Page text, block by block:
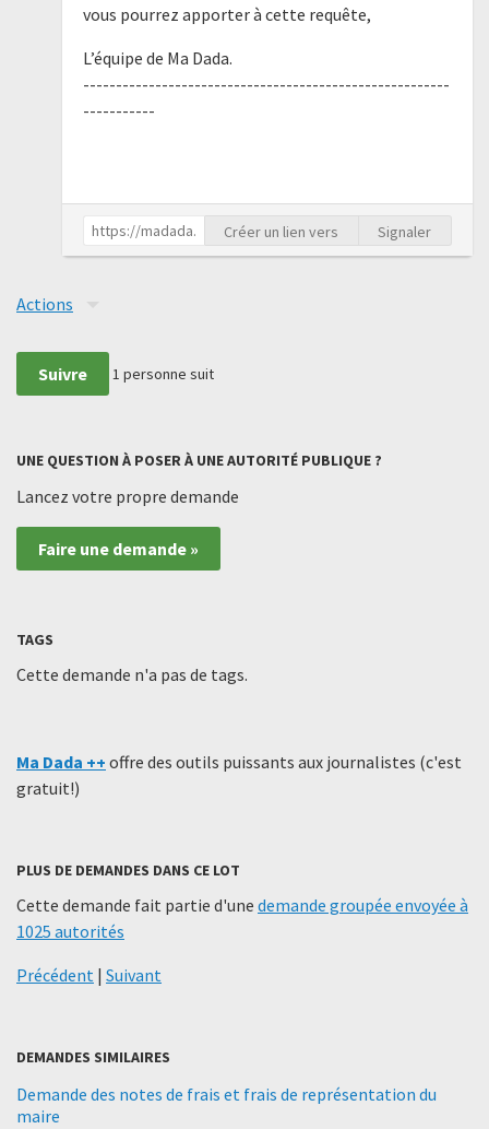
vous pourrez apporter à cette requête,
L’équipe de Ma Dada.
--------------------------------------------------------
-----------
Créer un lien vers Signaler
Actions
Suivre 1 personne suit
UNE QUESTION À POSER À UNE AUTORITÉ PUBLIQUE ?
Lancez votre propre demande
Faire une demande »
TAGS
Cette demande n'a pas de tags.
Ma Dada ++ offre des outils puissants aux journalistes (c'est
gratuit!)
PLUS DE DEMANDES DANS CE LOT
Cette demande fait partie d'une demande groupée envoyée à
1025 autorités
Précédent | Suivant
DEMANDES SIMILAIRES
Demande des notes de frais et frais de représentation du
maire